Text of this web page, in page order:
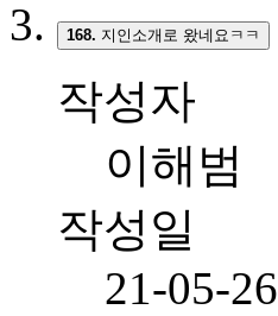
168. 지인소개로 왔네요ㅋㅋ
작성자
이해범
작성일
21-05-26